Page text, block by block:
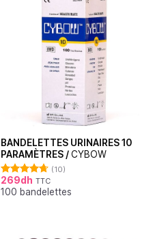
BANDELETTES URINAIRES 10
PARAMÈTRES /CYBOW
Note4.70
sur 5
(10)
269dh TTC
100 bandelettes